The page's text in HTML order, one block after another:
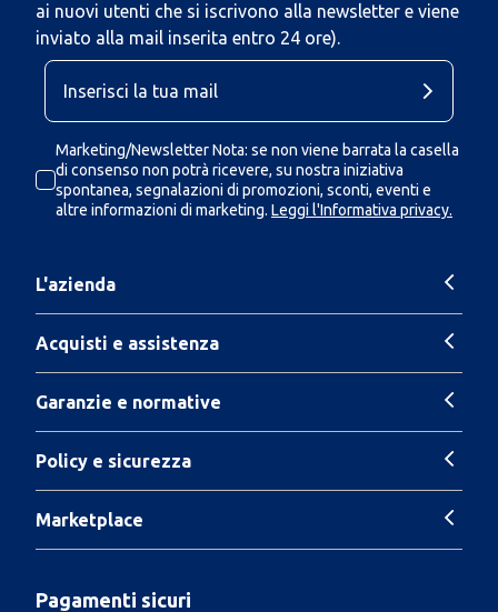
ai nuovi utenti che si iscrivono alla newsletter e viene
inviato alla mail inserita entro 24 ore).
Marketing/Newsletter Nota: se non viene barrata la casella
di consenso non potrà ricevere, su nostra iniziativa
spontanea, segnalazioni di promozioni, sconti, eventi e
altre informazioni di marketing. Leggi l'Informativa privacy.
L'azienda
Acquisti e assistenza
Garanzie e normative
Policy e sicurezza
Marketplace
Pagamenti sicuri